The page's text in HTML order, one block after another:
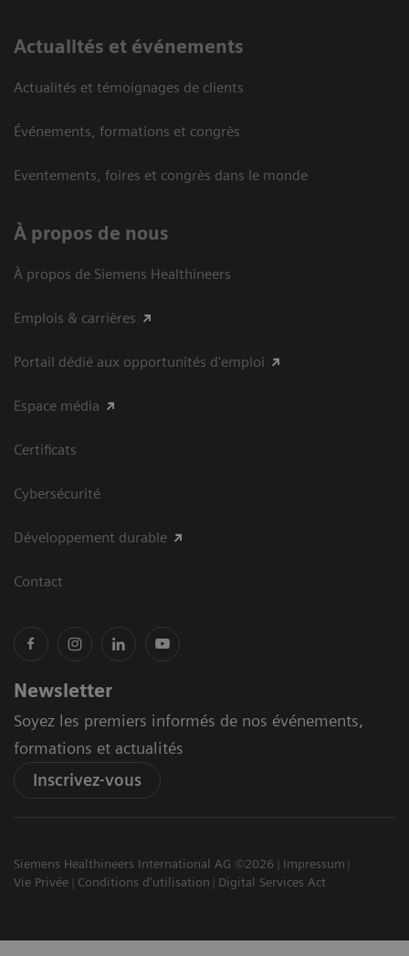
Actualités et événements
Actualités et témoignages de clients
Événements, formations et congrès
Eventements, foires et congrès dans le monde
À propos de nous
À propos de Siemens Healthineers
Emplois & carrières
Portail dédié aux opportunités d'emploi
Espace média
Certificats
Cybersécurité
Développement durable
Contact
Newsletter
Soyez les premiers informés de nos événements,
formations et actualités
Inscrivez-vous
Siemens Healthineers International AG ©2026
Impressum
Vie Privée
Conditions d'utilisation Digital Services Act